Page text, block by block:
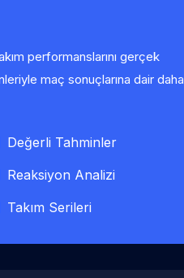
performanslarını gerçek
maç sonuçlarına dair daha
Değerli Tahminler
Reaksiyon Analizi
Takım Serileri